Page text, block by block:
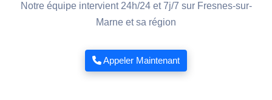
Notre équipe intervient 24h/24 et 7j/7 sur Fresnes-sur-
Marne et sa région
Appeler Maintenant